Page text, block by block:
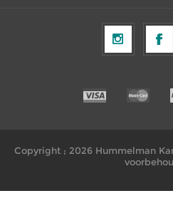
Copyright ; 2026 Hummelman